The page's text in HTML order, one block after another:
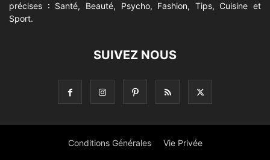
précises : Santé, Beauté, Psycho, Fashion, Tips, Cuisine et
Sport.
SUIVEZ NOUS
Conditions Générales Vie Privée